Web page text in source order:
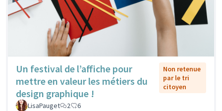
Un festival de l’affiche pour
mettre en valeur les métiers du
design graphique !
Non retenue
par le tri
citoyen
LisaPauget 2 6